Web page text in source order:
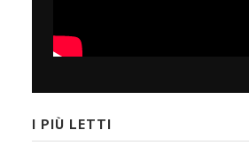
I PIÙ LETTI